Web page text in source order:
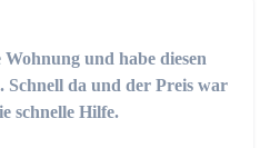
und habe diesen
Schnell da und der Preis war
schnelle Hilfe.